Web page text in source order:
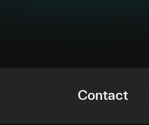
Contact